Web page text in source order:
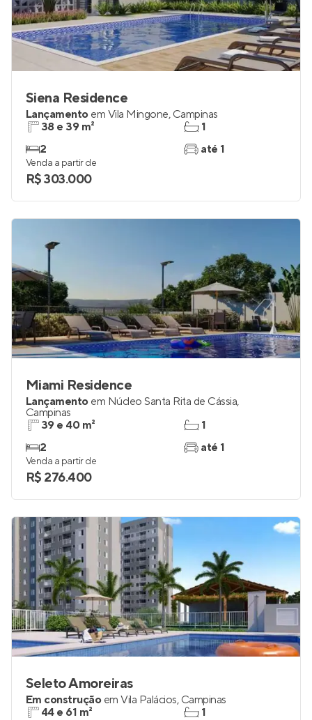
Siena Residence
Lançamento em Vila Mingone, Campinas
38 e 39 m²
2
1
até 1
Venda a partir de
R$ 303.000
Miami Residence
Lançamento em Núcleo Santa Rita de Cássia,
Campinas
39 e 40 m²
2
1
até 1
Venda a partir de
R$ 276.400
Seleto Amoreiras
Em construção em Vila Palácios, Campinas
44 e 61 m²
1